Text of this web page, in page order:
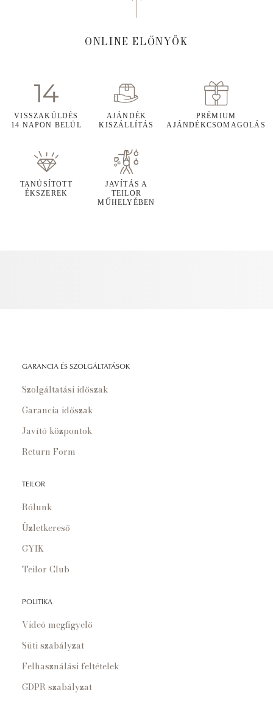
ONLINE ELŐNYÖK
VISSZAKÜLDÉS
14 NAPON BELÜL
AJÁNDÉK
KISZÁLLÍTÁS
PRÉMIUM
AJÁNDÉKCSOMAGOLÁS
TANÚSÍTOTT
ÉKSZEREK
JAVÍTÁS A
TEILOR
MŰHELYÉBEN
GARANCIA ÉS SZOLGÁLTATÁSOK
Szolgáltatási időszak
Garancia időszak
Javító központok
Return Form
TEILOR
Rólunk
Üzletkereső
GYIK
Teilor Club
POLITIKA
Videó megfigyelő
Süti szabályzat
Felhasználási feltételek
GDPR szabályzat